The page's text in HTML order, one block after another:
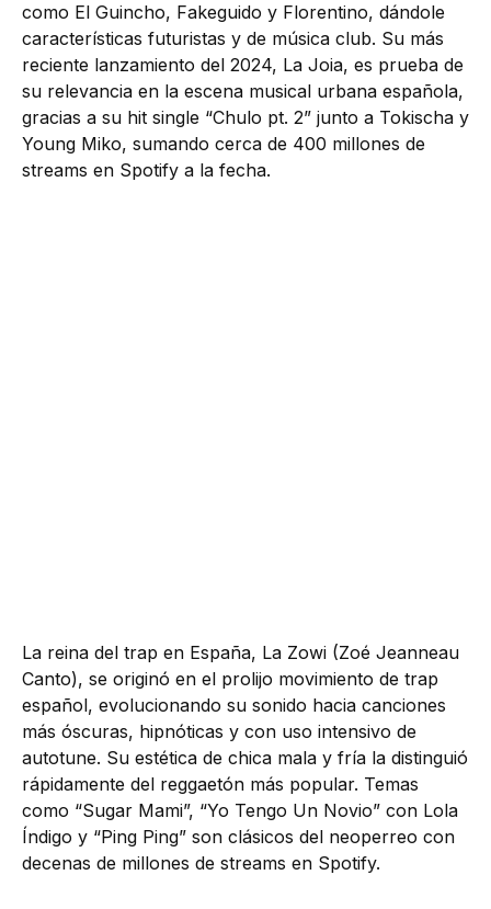
como El Guincho, Fakeguido y Florentino, dándole
características futuristas y de música club. Su más
reciente lanzamiento del 2024, La Joia, es prueba de
su relevancia en la escena musical urbana española,
gracias a su hit single “Chulo pt. 2” junto a Tokischa y
Young Miko, sumando cerca de 400 millones de
streams en Spotify a la fecha.
La reina del trap en España, La Zowi (Zoé Jeanneau
Canto), se originó en el prolijo movimiento de trap
español, evolucionando su sonido hacia canciones
más óscuras, hipnóticas y con uso intensivo de
autotune. Su estética de chica mala y fría la distinguió
rápidamente del reggaetón más popular. Temas
como “Sugar Mami”, “Yo Tengo Un Novio” con Lola
Índigo y “Ping Ping” son clásicos del neoperreo con
decenas de millones de streams en Spotify.